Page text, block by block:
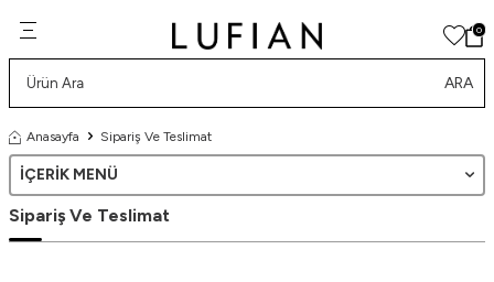
0
ARA
Anasayfa Sipariş Ve Teslimat
İÇERIK MENÜ
Sipariş Ve Teslimat